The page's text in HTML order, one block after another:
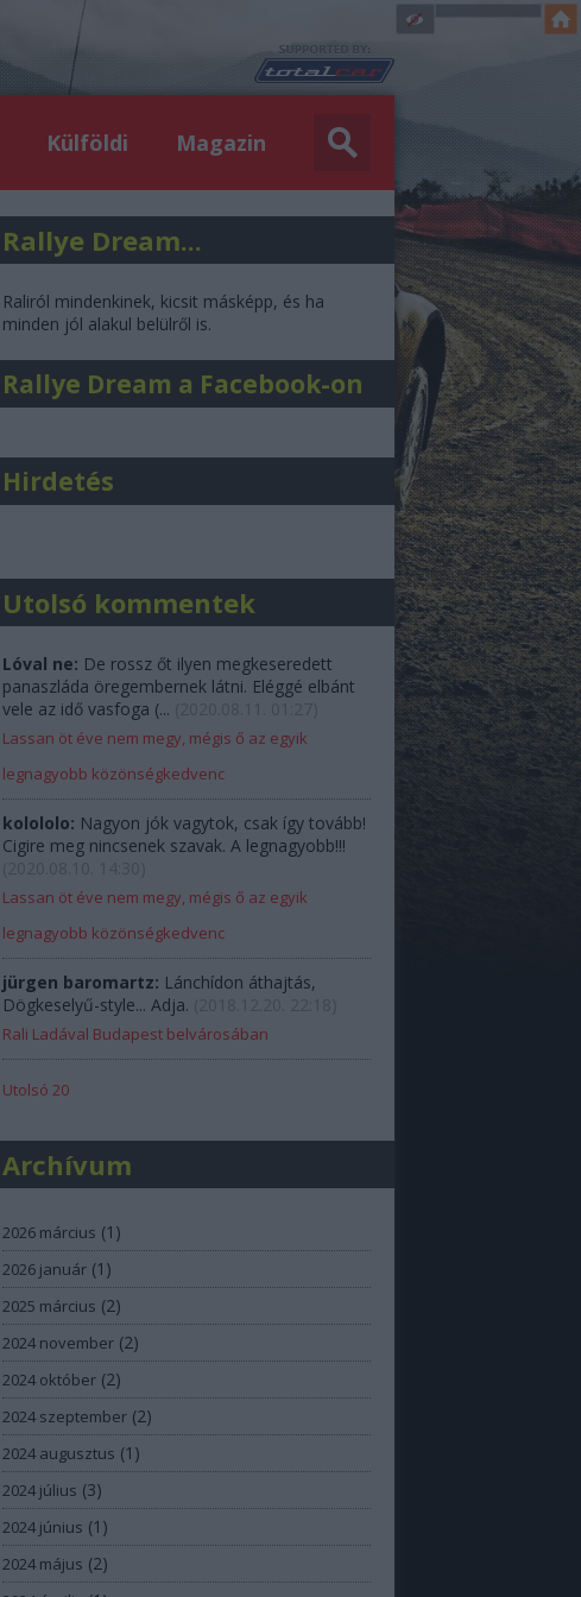
Külföldi Magazin
Rallye Dream...
Raliról mindenkinek, kicsit másképp, és ha
minden jól alakul belülről is.
Rallye Dream a Facebook-on
Hirdetés
Utolsó kommentek
Lóval ne: De rossz őt ilyen megkeseredett
panaszláda öregembernek látni. Eléggé elbánt
vele az idő vasfoga (...
Lassan öt éve nem megy, mégis ő az egyik
legnagyobb közönségkedvenc
kolololo: Nagyon jók vagytok, csak így tovább!
Cigire meg nincsenek szavak. A legnagyobb!!!
Lassan öt éve nem megy, mégis ő az egyik
legnagyobb közönségkedvenc
jürgen baromartz: Lánchídon áthajtás,
Dögkeselyű-style... Adja.
Rali Ladával Budapest belvárosában
Utolsó 20
Archívum
2026 március (1 )
2026 január (1 )
2025 március (2)
2024 november (2)
2024 október (2)
2024 szeptember (2)
2024 augusztus (1 )
2024 július (3)
2024 június (1 )
2024 május (2)